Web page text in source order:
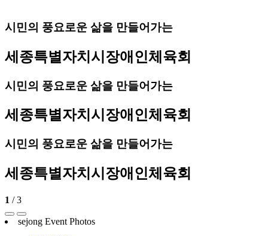
시민의 풍요로운 삶을 만들어가는
세종특별자치시장애인체육회
시민의 풍요로운 삶을 만들어가는
세종특별자치시장애인체육회
시민의 풍요로운 삶을 만들어가는
세종특별자치시장애인체육회
1 /3
sejong Event Photos